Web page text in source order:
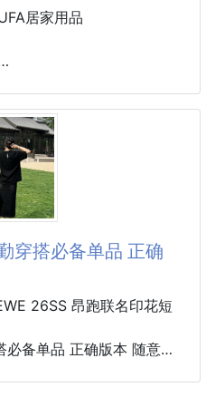
居家用品
真的棒棒的👍👍👍
可愛方巾✨
穿搭必备单品 正确
版本 随意对